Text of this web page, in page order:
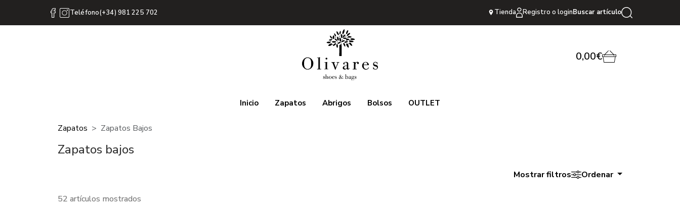
Teléfono(+34) 981 225 702 Tienda Registro o loginBuscar artículo
0,00€
Inicio Zapatos Abrigos Bolsos OUTLET
Zapatos Zapatos Bajos
Zapatos bajos
Mostrar filtros Ordenar
52 artículos mostrados